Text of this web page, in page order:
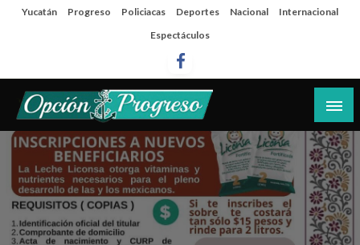
SaltaYucatán Progreso Policiacas Deportes Nacional
Internacional
Espectáculos
Opción Progreso
Las noticias del día a día del puerto